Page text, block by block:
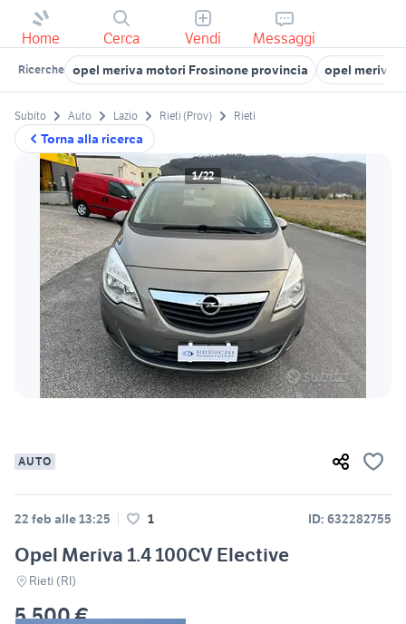
Home Cerca Vendi Messaggi
Ricerche opel meriva motori Frosinone provincia opel meriva
Torna alla ricerca
Subito Auto Lazio Rieti (Prov) Rieti
1/22
AUTO
22 feb alle 13:25 1 ID: 632282755
Opel Meriva 1.4 100CV Elective
Rieti (RI)
5.500 €